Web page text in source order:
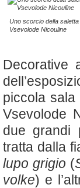
Uno scorcio della
Vsevolode Nicouline
Decorative
piccola
Vsevolode
due grandi
tratta dalla
lupo grigio (
volke) e